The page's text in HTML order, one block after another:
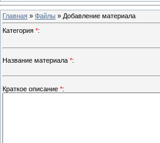
Главная » Файлы » Добавление материала
Категория *:
Название материала *:
Краткое описание *: